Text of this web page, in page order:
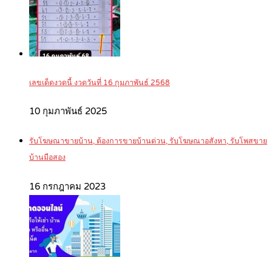
เลขเด็ดงวดนี้ งวดวันที่ 16 กุมภาพันธ์ 2568
10 กุมภาพันธ์ 2025
รับโฆษณาขายบ้าน, ต้องการขายบ้านด่วน, รับโฆษณาอสังหา, รับโพสขาย
บ้านมือสอง
16 กรกฎาคม 2023